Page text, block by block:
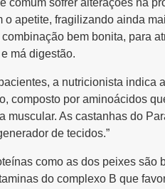
comum sofrer alterações na
o apetite, fragilizando ainda
bem bonita, para
má digestão.
a nutricionista indica
composto por aminoácidos
muscular. As castanhas do
de tecidos.”
como as dos peixes são
do complexo B que